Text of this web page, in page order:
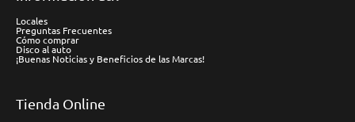
Locales
Preguntas Frecuentes
Cómo comprar
Disco al auto
¡Buenas Noticias y Beneficios de las Marcas!
Tienda Online